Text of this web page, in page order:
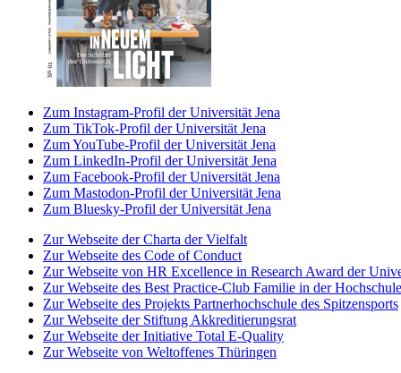
Zum Instagram-Profil der Universität Jena
Zum TikTok-Profil der Universität Jena
Zum YouTube-Profil der Universität Jena
Zum LinkedIn-Profil der Universität Jena
Zum Facebook-Profil der Universität Jena
Zum Mastodon-Profil der Universität Jena
Zum Bluesky-Profil der Universität Jena
Zur Webseite der Charta der Vielfalt
Zur Webseite des Code of Conduct
Zur Webseite von HR Excellence in Research Award der
Zur Webseite des Best Practice-Club Familie in der Hochschule
Zur Webseite des Projekts Partnerhochschule des Spitzensports
Zur Webseite der Stiftung Akkreditierungsrat
Zur Webseite der Initiative Total E-Quality
Zur Webseite von Weltoffenes Thüringen